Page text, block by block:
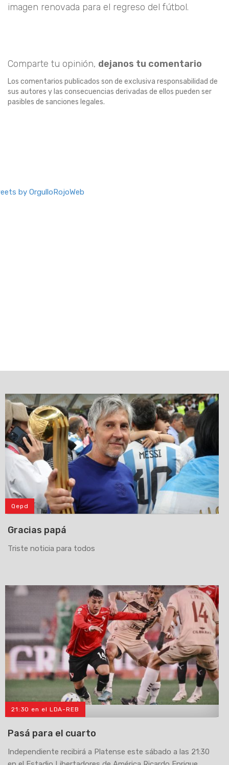
imagen renovada para el regreso del fútbol.
Comparte tu opinión, dejanos tu comentario
Los comentarios publicados son de exclusiva responsabilidad de
sus autores y las consecuencias derivadas de ellos pueden ser
pasibles de sanciones legales.
by OrgulloRojoWeb
Qepd
Gracias papá
Triste noticia para todos
21:30 en el LDA-REB
Pasá para el cuarto
Independiente recibirá a Platense este sábado a las 21:30